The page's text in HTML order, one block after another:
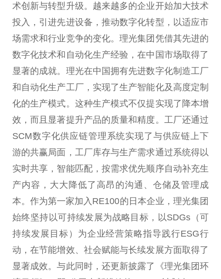
术创新与转型升级。越来越多的企业开始加大技术
投入，引进先进设备，推动数字化转型，以适应市
场需求和行业竞争的变化。理光集团凭借其先进的
数字化技术和自动化生产经验，在中国市场取得了
显著的成就。理光在中国拥有先进数字化制造工厂
和自动化生产工厂，实现了生产智能化及高度定制
化的生产模式。这种生产模式不仅提实现了降本增
效，而且显著提升产品的质量和精度。工厂还通过
SCM数字化供应链管理系统实现了与供应链上下
游的共赢局面，工厂库存与生产需求通过系统得以
实时共享，智能匹配，按需求优先顺序自动补充生
产内容， 大大 降低了高昂的沟通、仓储及管理成
本。作为第一家加入RE100的日本企业，理光集团
始终坚持以可持续发展为战略目标，以SDGs（可
持续发展目标）为企业经营策略指导践行ESG行
动，在节能增效、社会赋能与长续发展方面取得了
显著成效。与此同时，还更新披露了《理光集团环